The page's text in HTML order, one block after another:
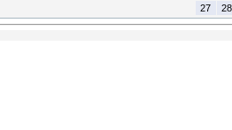
27
28